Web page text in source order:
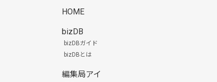
HOME
bizDB
bizDBガイド
bizDBとは
編集局アイ